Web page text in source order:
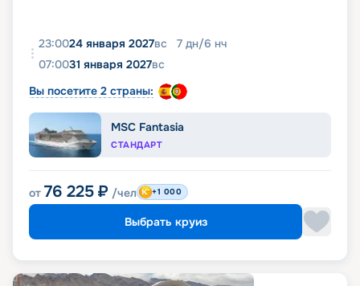
23:0024 января 2027вс 7 дн/6 нч
07:0031 января 2027вс
Вы посетите 2 страны:
MSC Fantasia
СТАНДАРТ
от 76 225 ₽ /чел +1 000
Выбрать круиз